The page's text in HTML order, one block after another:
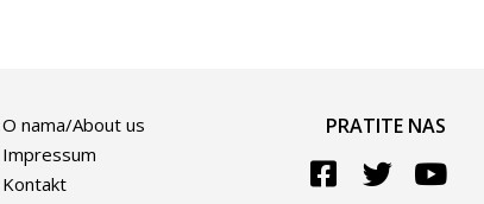
O nama/About us
Impressum
Kontakt
PRATITE NAS